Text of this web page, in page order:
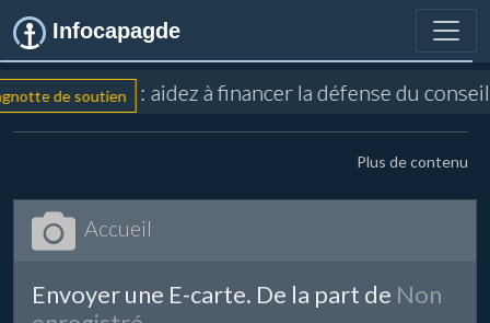
Infocapagde
de soutien : aidez à financer la défense du
Plus de contenu
Accueil
Envoyer une E-carte. De la part de Non